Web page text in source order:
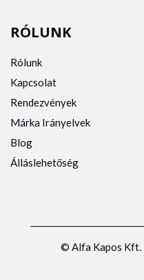
RÓLUNK
Rólunk
Kapcsolat
Rendezvények
Márka Irányelvek
Blog
Álláslehetőség
© Alfa Kapos Kft.